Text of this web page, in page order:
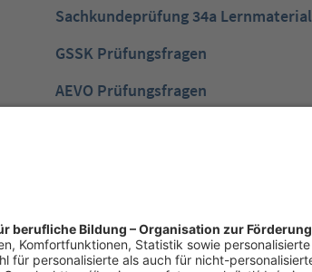
Sachkundeprüfung 34a Lernmaterial
GSSK Prüfungsfragen
AEVO Prüfungsfragen
NTG Industriemeister